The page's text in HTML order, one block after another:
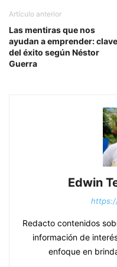
Artículo anterior
Las mentiras que nos
ayudan a emprender:
del éxito según Néstor
Guerra
Edwin
Redacto contenidos
información de
enfoque en